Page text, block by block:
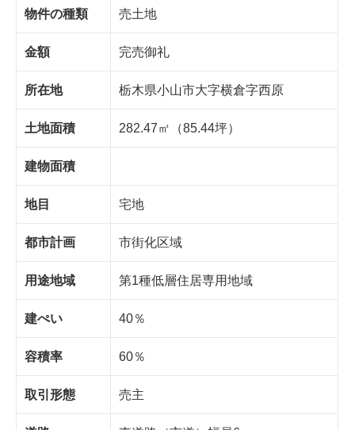
物件の種類 売土地
金額 完売御礼
所在地 栃木県小山市大字横倉字西原
土地面積 282.47㎡（85.44坪）
建物面積
地目 宅地
都市計画 市街化区域
用途地域 第1種低層住居専用地域
建ぺい 40％
容積率 60％
取引形態 売主